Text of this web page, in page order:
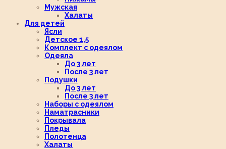
Мужская
Халаты
Для детей
Ясли
Детское 1,5
Комплект с одеялом
Одеяла
До 3 лет
После 3 лет
Подушки
До 3 лет
После 3 лет
Наборы с одеялом
Наматрасники
Покрывала
Пледы
Полотенца
Халаты